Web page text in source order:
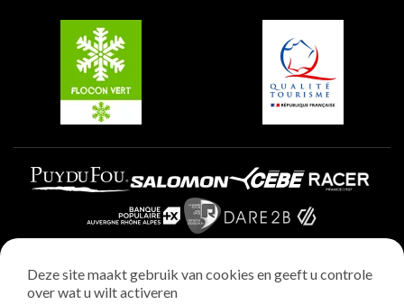
Plagne Villages
Plagne Aime 2000
Wettelijke vermeldingen
Deze site maakt gebruik van cookies en geeft u controle
over wat u wilt activeren